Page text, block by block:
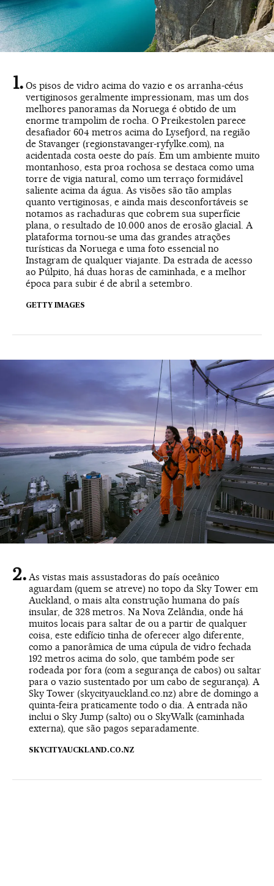
Os pisos de vidro acima do vazio e os arranha-céus
vertiginosos geralmente impressionam, mas um dos
melhores panoramas da Noruega é obtido de um
enorme trampolim de rocha. O Preikestolen parece
desafiador 604 metros acima do Lysefjord, na região
de Stavanger (regionstavanger-ryfylke.com), na
acidentada costa oeste do país. Em um ambiente muito
montanhoso, esta proa rochosa se destaca como uma
torre de vigia natural, como um terraço formidável
saliente acima da água. As visões são tão amplas
quanto vertiginosas, e ainda mais desconfortáveis se
notamos as rachaduras que cobrem sua superfície
plana, o resultado de 10.000 anos de erosão glacial. A
plataforma tornou-se uma das grandes atrações
turísticas da Noruega e uma foto essencial no
Instagram de qualquer viajante. Da estrada de acesso
ao Púlpito, há duas horas de caminhada, e a melhor
época para subir é de abril a setembro.
GETTY IMAGES
As vistas mais assustadoras do país oceânico
aguardam (quem se atreve) no topo da Sky Tower em
Auckland, o mais alta construção humana do país
insular, de 328 metros. Na Nova Zelândia, onde há
muitos locais para saltar de ou a partir de qualquer
coisa, este edifício tinha de oferecer algo diferente,
como a panorâmica de uma cúpula de vidro fechada
192 metros acima do solo, que também pode ser
rodeada por fora (com a segurança de cabos) ou saltar
para o vazio sustentado por um cabo de segurança). A
Sky Tower (skycityauckland.co.nz) abre de domingo a
quinta-feira praticamente todo o dia. A entrada não
inclui o Sky Jump (salto) ou o SkyWalk (caminhada
externa), que são pagos separadamente.
SKYCITYAUCKLAND.CO.NZ